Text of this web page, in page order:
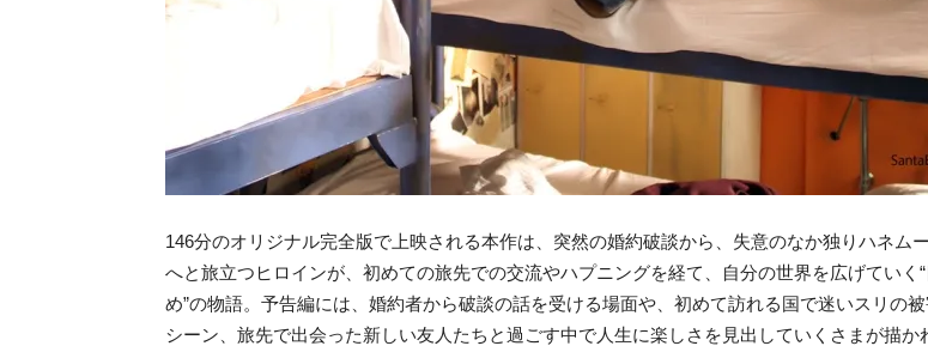
146分のオリジナル完全版で上映される本作は、突然の婚約破談から、失意のなか独りハネム
へと旅立つヒロインが、初めての旅先での交流やハプニングを経て、自分の世界を広げていく
め”の物語。予告編には、婚約者から破談の話を受ける場面や、初めて訪れる国で迷いスリの被
シーン、旅先で出会った新しい友人たちと過ごす中で人生に楽しさを見出していくさまが描か